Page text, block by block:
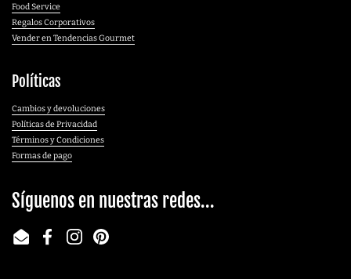
Food Service
Regalos Corporativos
Vender en Tendencias Gourmet
Políticas
Cambios y devoluciones
Políticas de Privacidad
Términos y Condiciones
Formas de pago
Síguenos en nuestras redes...
Email FacebookInstagramPinterest